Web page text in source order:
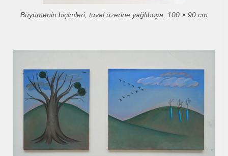
Büyümenin biçimleri, tuval üzerine yağlıboya, 100 × 90 cm